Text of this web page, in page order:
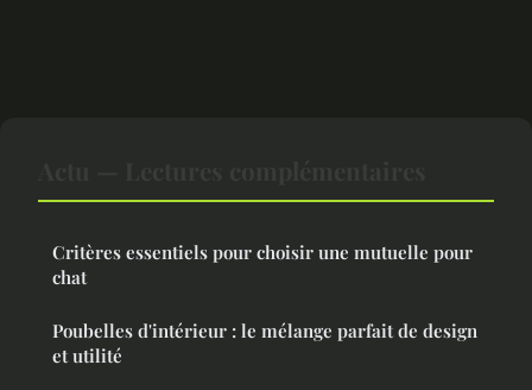
Critères essentiels pour choisir une mutuelle pour
chat
Poubelles d'intérieur : le mélange parfait de design
et utilité